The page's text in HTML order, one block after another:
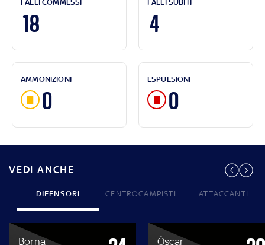
FALLI COMMESSI
18
FALLI SUBITI
4
AMMONIZIONI
0
ESPULSIONI
0
VEDI ANCHE
DIFENSORI CENTROCAMPISTI ATTACCANTI
Borna Óscar